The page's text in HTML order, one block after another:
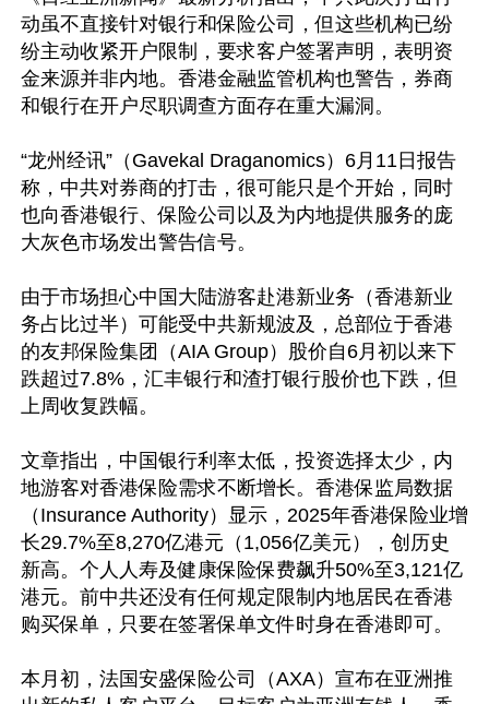
动虽不直接针对银行和保险公司，但这些机构已纷
纷主动收紧开户限制，要求客户签署声明，表明资
金来源并非内地。香港金融监管机构也警告，券商
和银行在开户尽职调查方面存在重大漏洞。
“龙州经讯”（Gavekal Draganomics）6月11日报告
称，中共对券商的打击，很可能只是个开始，同时
也向香港银行、保险公司以及为内地提供服务的庞
大灰色市场发出警告信号。
由于市场担心中国大陆游客赴港新业务（香港新业
务占比过半）可能受中共新规波及，总部位于香港
的友邦保险集团（AIA Group）股价自6月初以来下
跌超过7.8%，汇丰银行和渣打银行股价也下跌，但
上周收复跌幅。
文章指出，中国银行利率太低，投资选择太少，内
地游客对香港保险需求不断增长。香港保监局数据
（Insurance Authority）显示，2025年香港保险业增
长29.7%至8,270亿港元（1,056亿美元），创历史
新高。个人人寿及健康保险保费飙升50%至3,121亿
港元。前中共还没有任何规定限制内地居民在香港
购买保单，只要在签署保单文件时身在香港即可。
本月初，法国安盛保险公司（AXA）宣布在亚洲推